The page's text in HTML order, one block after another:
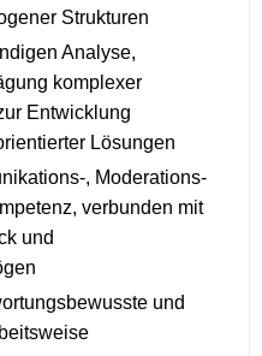
Strukturen
Analyse,
komplexer
Entwicklung
Lösungen
, Moderations-
verbunden mit
und
und